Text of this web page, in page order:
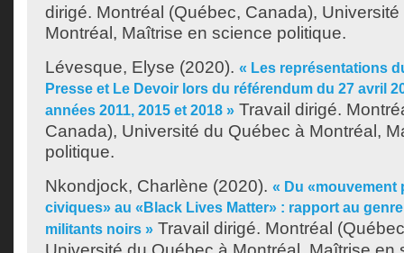
dirigé. Montréal (Québec, Canada),
Montréal, Maîtrise en science politique.
Lévesque, Elyse (2020). « Les représentations
Presse et Le Devoir lors du référendum du 27 avril
années 2011, 2015 et 2018 » Travail dirigé.
Canada), Université du Québec à Montréal,
politique.
Nkondjock, Charlène (2020). « Du «mouvement
civiques» au «Black Lives Matter» : rapport au
militants noirs » Travail dirigé. Montréal